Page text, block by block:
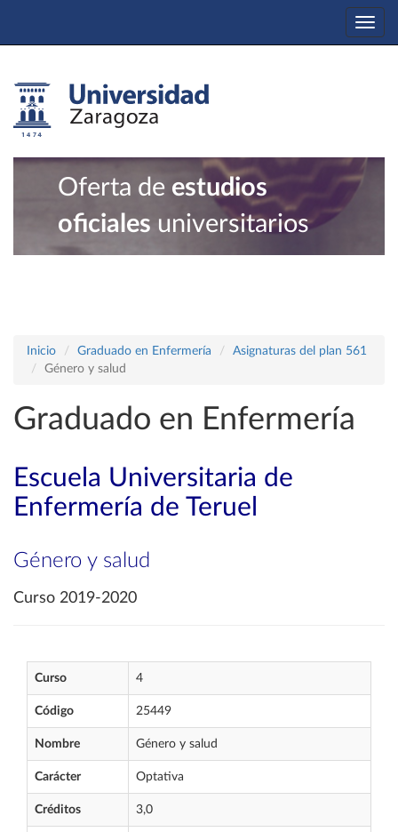
Oferta de estudios
oficiales universitarios
Inicio Graduado en Enfermería
Asignaturas del plan 561
Género y salud
Graduado en Enfermería
Escuela Universitaria de
Enfermería de Teruel
Género y salud
Curso 2019-2020
Curso 4
Código 25449
Nombre Género y salud
Carácter Optativa
Créditos 3,0